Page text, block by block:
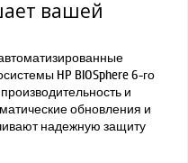
вашей
HP BIOSphere 6-го
и
обновления и
надежную защиту